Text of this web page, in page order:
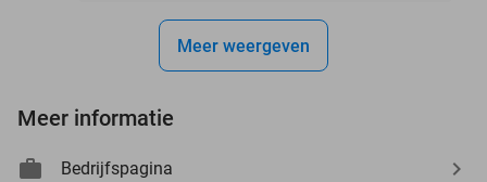
Meer weergeven
Meer informatie
Bedrijfspagina